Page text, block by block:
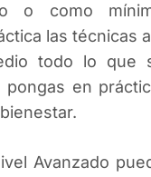
o como
las técnicas
todo lo que
pongas en
Avanzado